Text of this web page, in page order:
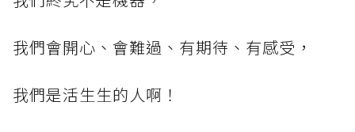
我們會開心、會難過、有期待、有感受，
我們是活生生的人啊！